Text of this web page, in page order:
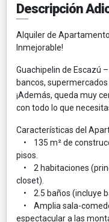
Descripción
Alquiler de
Inmejorable!
Guachipelin de Escazú
bancos,
¡Además, queda muy
con todo lo que
Características del
• 135 m² de
pisos.
• 2 habitaciones
closet).
• 2.5 baños (incluye
• Amplia sala-
espectacular a las